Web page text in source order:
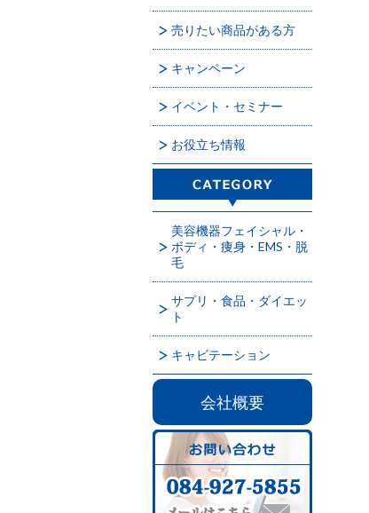
売りたい商品がある方
キャンペーン
イベント・セミナー
お役立ち情報
美容機器フェイシャル・
ボディ・痩身・EMS・脱
毛
サプリ・食品・ダイエッ
ト
キャビテーション
会社概要